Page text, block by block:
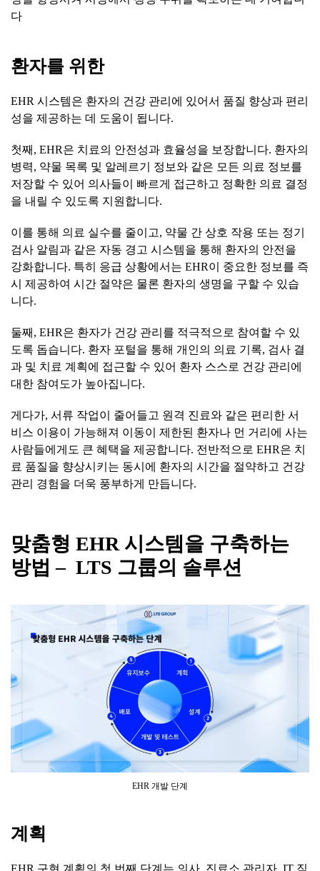
다
환자를 위한
EHR 시스템은 환자의 건강 관리에 있어서 품질 향상과 편리
성을 제공하는 데 도움이 됩니다.
첫째, EHR은 치료의 안전성과 효율성을 보장합니다. 환자의
병력, 약물 목록 및 알레르기 정보와 같은 모든 의료 정보를
저장할 수 있어 의사들이 빠르게 접근하고 정확한 의료 결정
을 내릴 수 있도록 지원합니다.
이를 통해 의료 실수를 줄이고, 약물 간 상호 작용 또는 정기
검사 알림과 같은 자동 경고 시스템을 통해 환자의 안전을
강화합니다. 특히 응급 상황에서는 EHR이 중요한 정보를 즉
시 제공하여 시간 절약은 물론 환자의 생명을 구할 수 있습
니다.
둘째, EHR은 환자가 건강 관리를 적극적으로 참여할 수 있
도록 돕습니다. 환자 포털을 통해 개인의 의료 기록, 검사 결
과 및 치료 계획에 접근할 수 있어 환자 스스로 건강 관리에
대한 참여도가 높아집니다.
게다가, 서류 작업이 줄어들고 원격 진료와 같은 편리한 서
비스 이용이 가능해져 이동이 제한된 환자나 먼 거리에 사는
사람들에게도 큰 혜택을 제공합니다. 전반적으로 EHR은 치
료 품질을 향상시키는 동시에 환자의 시간을 절약하고 건강
관리 경험을 더욱 풍부하게 만듭니다.
맞춤형 EHR 시스템을 구축하는
방법 – LTS 그룹의 솔루션
EHR 개발 단계
계획
EHR 구현 계획의 첫 번째 단계는 의사, 진료소 관리자, IT 직